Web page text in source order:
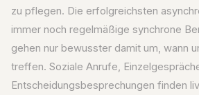
zu pflegen. Die erfolgreichsten
immer noch regelmäßige synchrone
gehen nur bewusster damit um, wann
treffen. Soziale Anrufe,
Entscheidungsbesprechungen finden